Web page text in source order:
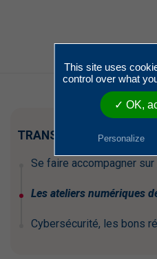
TRANSFORMATION
Se faire accompagner
Les ateliers numériques
Cybersécurité, les bons
This site uses
control over what
✓ OK,
Personalize